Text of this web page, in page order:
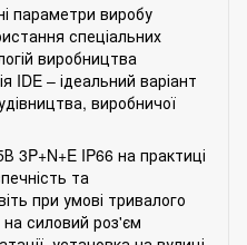
параметри виробу
спеціальних
виробництва
IDE – ідеальний варіант
виробничої
3P+N+E IP66 на практиці
та
при умові тривалого
на силовий роз'єм